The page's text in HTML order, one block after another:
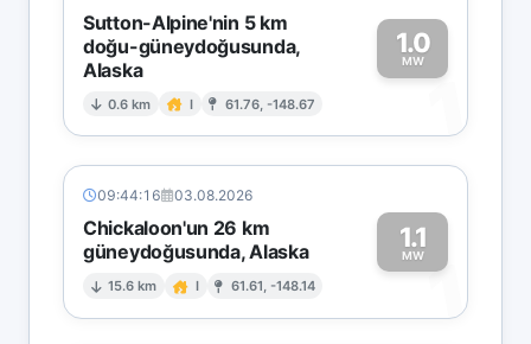
Sutton-Alpine'nin 5 km
doğu-güneydoğusunda,
Alaska
0.6 km I 61.76, -148.67
1.0
MW
1
09:44:16 03.08.2026
Chickaloon'un 26 km
güneydoğusunda, Alaska
15.6 km I 61.61, -148.14
1.1
MW1